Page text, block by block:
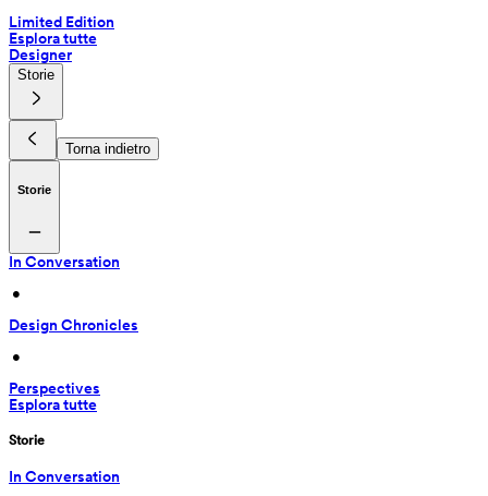
Limited Edition
Esplora tutte
Designer
Storie
Torna indietro
Storie
In Conversation
•
Design Chronicles
•
Perspectives
Esplora tutte
Storie
In Conversation